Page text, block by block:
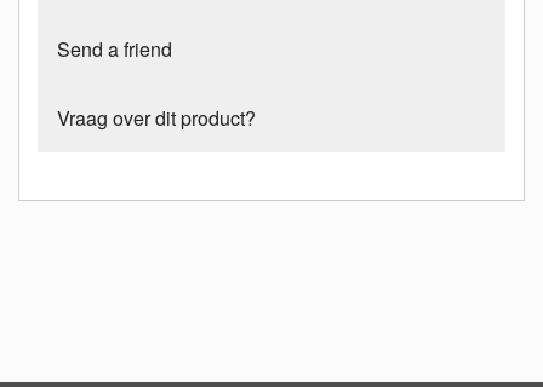
Send a friend
Vraag over dit product?